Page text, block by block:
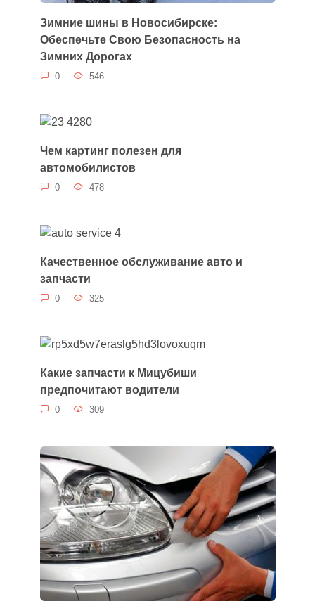
Зимние шины в Новосибирске:
Обеспечьте Свою Безопасность на
Зимних Дорогах
0 546
Чем картинг полезен для
автомобилистов
0 478
Качественное обслуживание авто и
запчасти
0 325
Какие запчасти к Мицубиши
предпочитают водители
0 309